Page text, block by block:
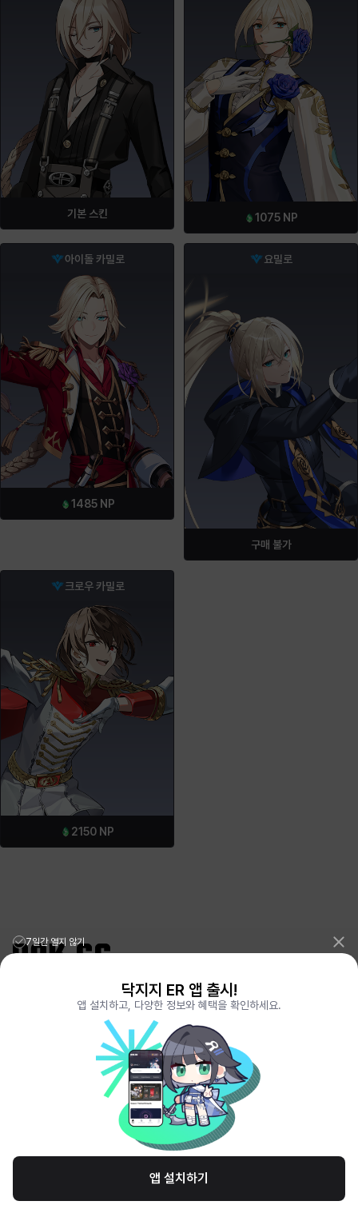
기본 스킨 1075 NP
아이돌 카밀로
1485NP
요밀로
구매 불가
크로우 카밀로
2150 NP
리그오브레전드 전적검색 포로지지PORO.GG
전략적팀전투 TFT 전적검색 롤체지지 LOLCHESS.GG
메이플스토리 종합통계MAPLE.GG
VALORANT.DAK.GG
배틀그라운드 전적검색PUBG.DAK.GG
이터널 리턴 전적검색ER.DAK.GG
GENSHIN.DAK.GG
DEADLOCK.DAK.GG
서비스 이용 약관 개인정보 취급방침 제휴 문의 고객센터 채용
© All Rights Reserved. Hosted by PlayXP Inc. Eternal Return and all related
logos are trademarks of Nimble Neuron, inc. or its affiliates.
7일간 열지 않기
닥지지 ER 앱 출시!
앱 설치하고, 다양한 정보와 혜택을 확인하세요.
앱 설치하기